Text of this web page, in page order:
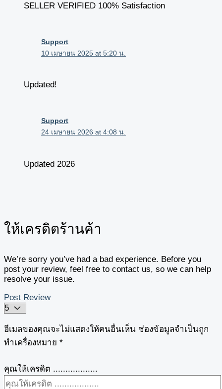
SELLER VERIFIED 100% Satisfaction
Support
10 เมษายน 2025 at 5:20 น.
Updated!
Support
24 เมษายน 2026 at 4:08 น.
Updated 2026
ให้เครดิตร้านค้า
We’re sorry you’ve had a bad experience. Before you
post your review, feel free to contact us, so we can help
resolve your issue.
Post Review
อีเมลของคุณจะไม่แสดงให้คนอื่นเห็น ช่องข้อมูลจำเป็นถูก
ทำเครื่องหมาย *
คุณให้เครดิต ..................